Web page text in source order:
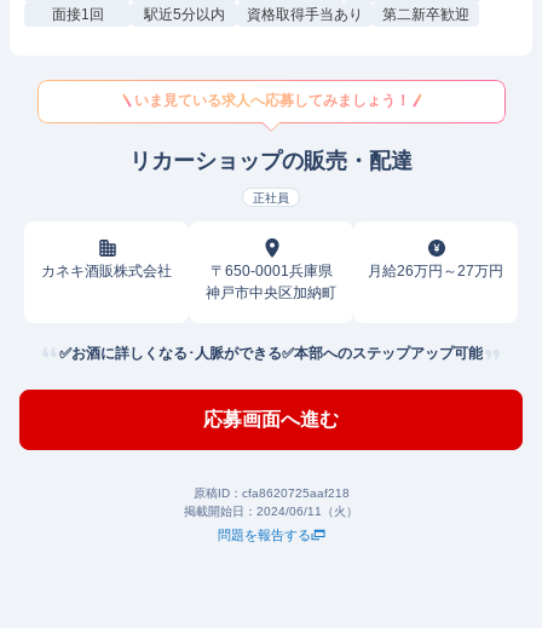
面接1回
駅近5分以内 資格取得手当あり 第二新卒歓迎
いま見ている求人へ応募してみましょう！
リカーショップの販売・配達
正社員
カネキ酒販株式会社
〒650-0001兵庫県
神戸市中央区加納町
月給26万円～27万円
✅お酒に詳しくなる･人脈ができる✅本部へのステップアップ可能
応募画面へ進む
原稿ID： cfa8620725aaf218
掲載開始日： 2024/06/11（火）
問題を報告する